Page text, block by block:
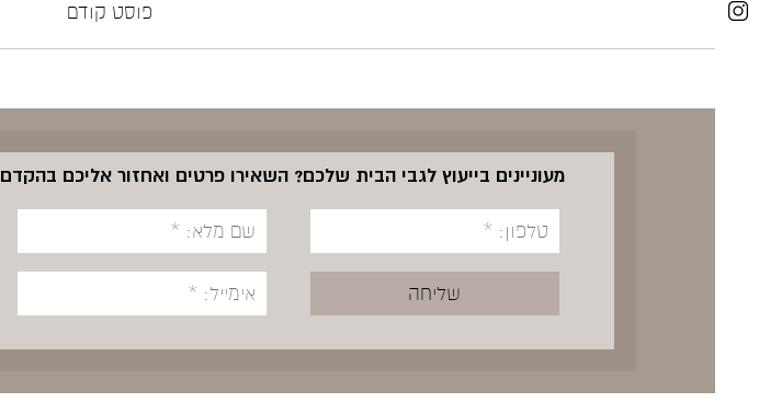
פוסט קודם
מעוניינים בייעוץ לגבי הבית שלכם? השאירו פרטים ואחזור אליכם בהקדם